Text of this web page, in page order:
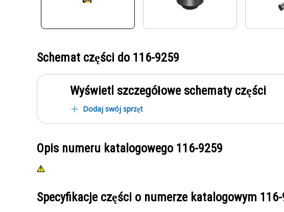
Schemat części do 116-9259
Wyświetl szczegółowe schematy części
Dodaj swój sprzęt
Opis numeru katalogowego 116-9259
Specyfikacje części o numerze katalogowym